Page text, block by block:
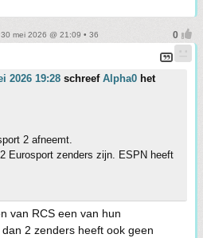
mei 2026 @ 21:09 • 36
2026 19:28 schreef Alpha0 het
2 afneemt.
Eurosport zenders zijn. ESPN heeft
van RCS een van hun
2 zenders heeft ook geen